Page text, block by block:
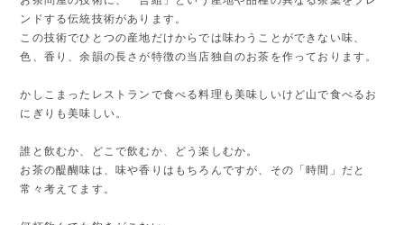
ンドする伝統技術があります。
この技術でひとつの産地だけからでは味わうことができない味、
色、香り、余韻の長さが特徴の当店独自のお茶を作っております。
かしこまったレストランで食べる料理も美味しいけど山で食べるお
にぎりも美味しい。
誰と飲むか、どこで飲むか、どう楽しむか。
お茶の醍醐味は、味や香りはもちろんですが、その「時間」だと
常々考えてます。